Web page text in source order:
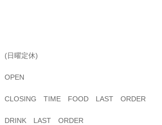
(日曜定休)
OPEN
CLOSING TIME FOOD LAST ORDER
DRINK LAST ORDER